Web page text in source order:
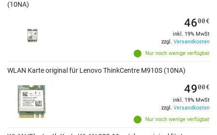
(10NA)
Nur noch wenige verfügbar
4600€
inkl. 19% MwSt
zzgl. Versandkosten
WLAN Karte original für Lenovo ThinkCentre M910S (10NA)
Nur noch wenige verfügbar
4900€
inkl. 19% MwSt
zzgl. Versandkosten